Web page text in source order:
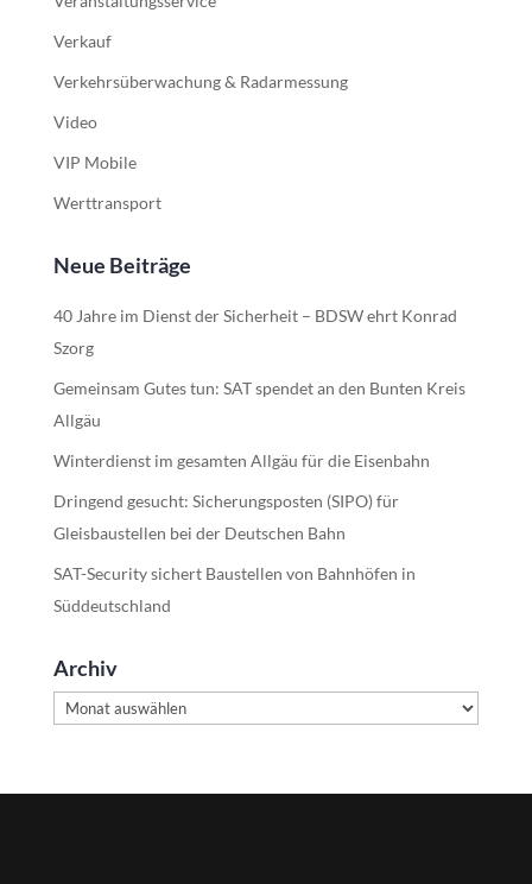
Verkauf
Verkehrsüberwachung & Radarmessung
Video
VIP Mobile
Werttransport
Neue Beiträge
40 Jahre im Dienst der Sicherheit – BDSW ehrt Konrad
Szorg
Gemeinsam Gutes tun: SAT spendet an den Bunten Kreis
Allgäu
Winterdienst im gesamten Allgäu für die Eisenbahn
Dringend gesucht: Sicherungsposten (SIPO) für
Gleisbaustellen bei der Deutschen Bahn
SAT-Security sichert Baustellen von Bahnhöfen in
Süddeutschland
Archiv
Archiv